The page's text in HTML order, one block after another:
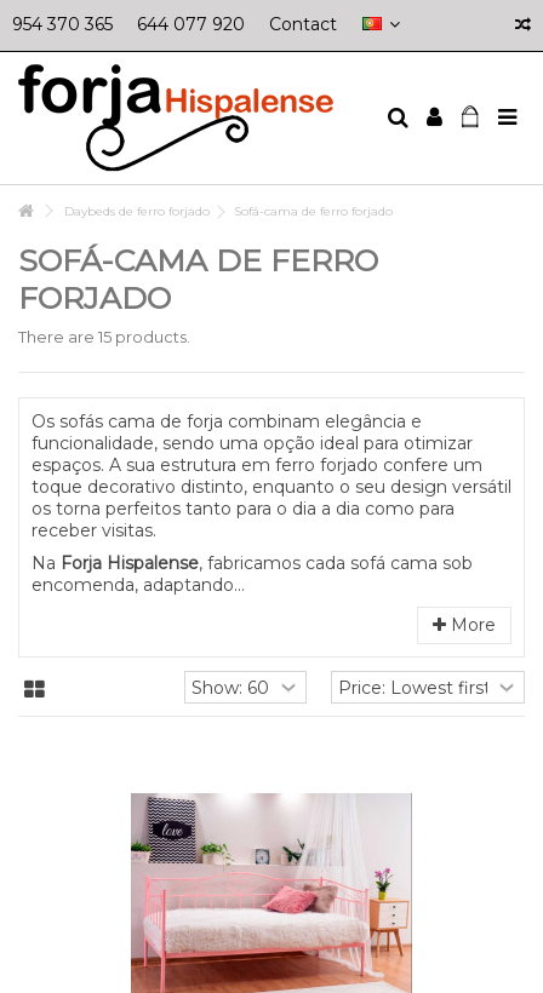
954 370 365 644 077 920 Contact
Daybeds de ferro forjado Sofá-cama de ferro forjado
SOFÁ-CAMA DE FERRO
FORJADO
There are 15 products.
Os sofás cama de forja combinam elegância e
funcionalidade, sendo uma opção ideal para otimizar
espaços. A sua estrutura em ferro forjado confere um
toque decorativo distinto, enquanto o seu design versátil
os torna perfeitos tanto para o dia a dia como para
receber visitas.
Na Forja Hispalense, fabricamos cada sofá cama sob
encomenda, adaptando...
More